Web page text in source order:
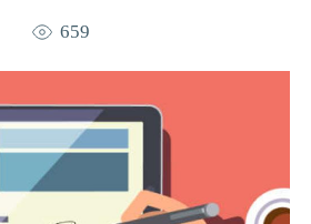
659